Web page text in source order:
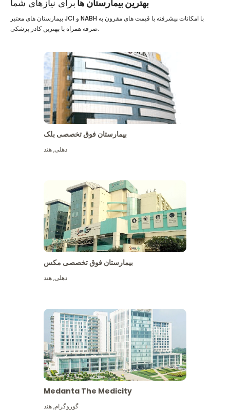
بهترین بیمارستان ها برای نیازهای شما
بیمارستان های معتبر JCI و NABH با امکانات پیشرفته با قیمت های مقرون به
صرفه همراه با بهترین کادر پزشکی.
بیمارستان فوق تخصصی بلک
دهلی,هند
بیمارستان فوق تخصصی مکس
دهلی,هند
Medanta The Medicity
گوروگرام,هند